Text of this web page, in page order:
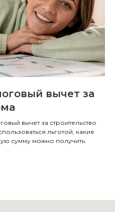
вычет за
вычет за строительство
льготой, какие
сумму можно получить.